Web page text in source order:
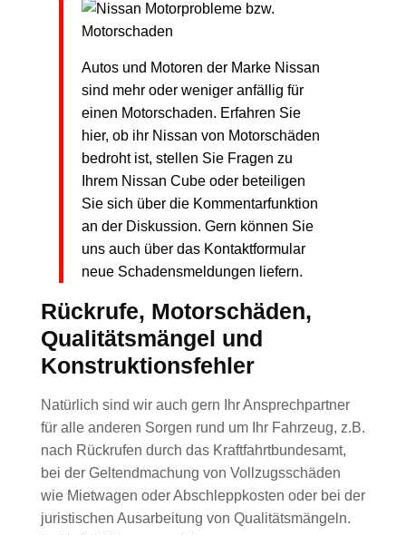
Autos und Motoren der Marke Nissan
sind mehr oder weniger anfällig für
einen Motorschaden. Erfahren Sie
hier, ob ihr Nissan von Motorschäden
bedroht ist, stellen Sie Fragen zu
Ihrem Nissan Cube oder beteiligen
Sie sich über die Kommentarfunktion
an der Diskussion. Gern können Sie
uns auch über das Kontaktformular
neue Schadensmeldungen liefern.
Rückrufe, Motorschäden,
Qualitätsmängel und
Konstruktionsfehler
Natürlich sind wir auch gern Ihr Ansprechpartner
für alle anderen Sorgen rund um Ihr Fahrzeug, z.B.
nach Rückrufen durch das Kraftfahrtbundesamt,
bei der Geltendmachung von Vollzugsschäden
wie Mietwagen oder Abschleppkosten oder bei der
juristischen Ausarbeitung von Qualitätsmängeln.